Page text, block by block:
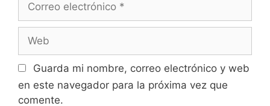
Guarda mi nombre, correo electrónico y web
en este navegador para la próxima vez que
comente.